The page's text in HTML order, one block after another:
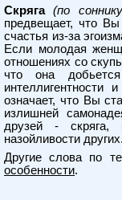
Скряга (по
предвещает, что Вы
счастья из-за
Если молодая
отношениях со
что она
интеллигентности
означает, что Вы
излишней
друзей - скряга,
назойливости других.
Другие слова по
особенности.